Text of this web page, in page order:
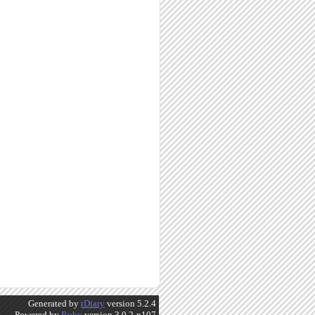
Generated by tDiary version 5.2.4